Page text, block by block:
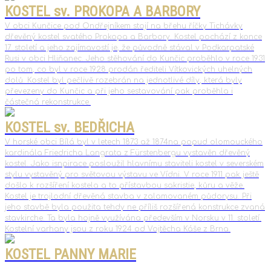
KOSTEL sv. PROKOPA A BARBORY
V obci Kunčice pod Ondřejníkem stojí na břehu říčky Tichávky
dřevěný kostel svatého Prokopa a Barbory. Kostel pochází z konce
17. století a jeho zajímavostí je, že původně stával v Podkarpatské
Rusi v obci Hliňanec. Jeho stěhování do Kunčic proběhlo v roce 1931
po tom, co byl v roce 1928 prodán řediteli Vítkovických uhelných
dolů. Kostel byl pečlivě rozebrán na jednotlivé díly, která byly
převezeny do Kunčic a při jeho sestavování pak proběhla i
částečná rekonstrukce.
KOSTEL sv. BEDŘICHA
V horské obci Bílá byl v letech 1873 až 1874na popud olomouckého
kardinála Friedricha Langrata z Fürstenbergu vystavěn dřevěný
kostel. Jako isnpirace posloužil hlavnímu staviteli kostel v severském
stylu vystavěný pro světovou výstavu ve Vídni. V roce 1911 pak ještě
došlo k rozšíření kostela a to přístavbou sakristie, kůru a věže.
Kostel je trojlodní dřevěná stavba v zalamovaném půdorysu. Při
jeho stavbě byla použita tehdy ne příliš rozšířená konstrukce zvaná
stavkirche. Ta byla hojně využívána především v Norsku v 11. století.
Kostelní varhany jsou z roku 1924 od Vojtěcha Káše z Brna.
KOSTEL PANNY MARIE